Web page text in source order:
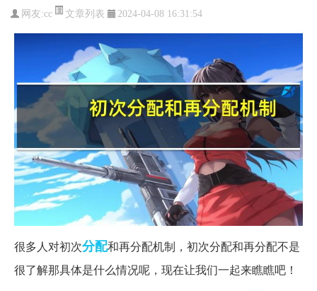
网友:cc 文章列表 2024-04-08 16:31:54
很多人对初次分配和再分配机制，初次分配和再分配不是
很了解那具体是什么情况呢，现在让我们一起来瞧瞧吧！